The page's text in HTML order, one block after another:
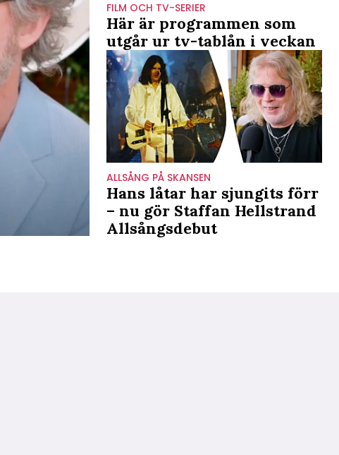
FILM OCH TV-SERIER
Här är programmen som
utgår ur tv-tablån i veckan
ALLSÅNG PÅ SKANSEN
Hans låtar har sjungits förr
– nu gör Staffan Hellstrand
Allsångsdebut